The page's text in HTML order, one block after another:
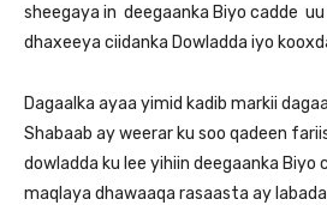
sheegaya in deegaanka Biyo cadde uu
dhaxeeya ciidanka Dowladda iyo
Dagaalka ayaa yimid kadib markii
Shabaab ay weerar ku soo qadeen
dowladda ku lee yihiin deegaanka Biyo
maqlaya dhawaaqa rasaasta ay